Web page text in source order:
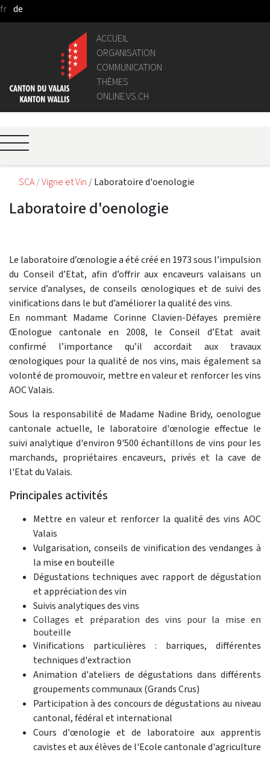
Saut au contenu principal
fr de
ACCUEIL
ORGANISATION
COMMUNICATION
THÈMES
ONLINE.VS.CH
SCA Vigne et Vin Laboratoire d'oenologie
Laboratoire d'oenologie
​​​​​Le laboratoire d’œnologie a été créé en 1973 sous l’impulsion
du Conseil d’Etat, afin d’offrir aux encaveurs valaisans un
service d’analyses, de conseils œnologiques et de suivi des
vinifications dans le but d’améliorer la qualité des vins.
En nommant Madame Corinne Clavien-Défayes première
Œnologue cantonale en 2008, le Conseil d’Etat avait
confirmé l’importance qu’il accordait aux travaux
œnologiques pour la qualité de nos vins, mais également sa
volonté de promouvoir, mettre en valeur et renforcer les vins
AOC Valais.
Sous la responsabilité de Madame Nadine Bridy, oenologue
cantonale actuelle, le laboratoire d'œnologie effectue le
suivi analytique d'environ 9'500 échantillons de vins pour les
marchands, propriétaires encaveurs, privés et la cave de
l'Etat du Valais.
Principales activités
Mettre en valeur et renforcer la qualité des vins AOC
Valais
Vulgarisation, conseils de vinification des vendanges à
la mise en bouteille
Dégustations techniques avec rapport de dégustation
et appréciation des vin
Suivis analytiques des vins
Collages et préparation des vins pour la mise en
bouteille
Vinifications particulières : barriques, différentes
techniques d'extraction
Animation d'ateliers de dégustations dans différents
groupements communaux (Grands Crus)
Participation à des concours de dégustations au niveau
cantonal, fédéral et international
Cours d'œnologie et de laboratoire aux apprentis
cavistes et aux élèves de l'Ecole cantonale d'agriculture